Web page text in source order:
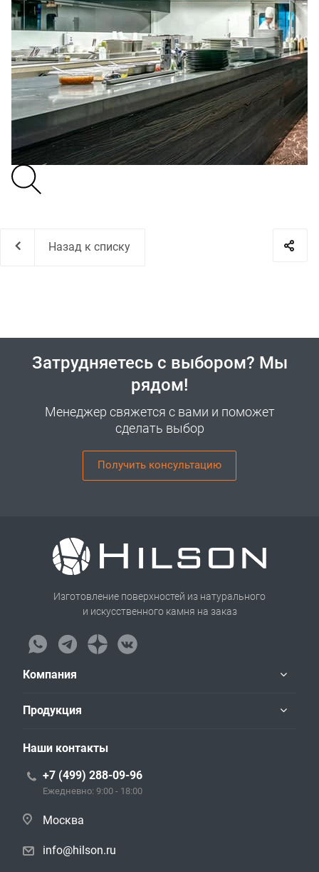
Назад к списку
Затрудняетесь с выбором? Мы
рядом!
Менеджер свяжется с вами и поможет
сделать выбор
Получить консультацию
Изготовление поверхностей из натурального
и искусственного камня на заказ
Компания
Продукция
Наши контакты
+7 (499) 288-09-96
Ежедневно: 9:00 - 18:00
Москва
info@hilson.ru